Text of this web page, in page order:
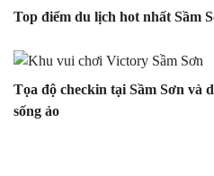
Top điểm du lịch hot nhất Sầm
Tọa độ checkin tại Sầm Sơn và
sống ảo